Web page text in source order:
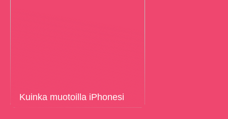
Kuinka muotoilla iPhonesi